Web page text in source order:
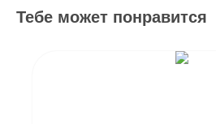
Тебе может понравится